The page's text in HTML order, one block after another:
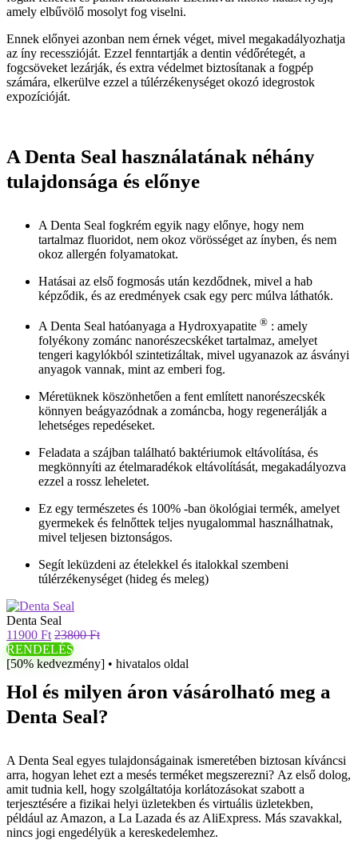
amely elbűvölő mosolyt fog viselni.
Ennek előnyei azonban nem érnek véget, mivel megakadályozhatja
az íny recesszióját. Ezzel fenntartják a dentin védőrétegét, a
fogcsöveket lezárják, és extra védelmet biztosítanak a fogpép
számára, elkerülve ezzel a túlérzékenységet okozó idegrostok
expozícióját.
A Denta Seal használatának néhány
tulajdonsága és előnye
A Denta Seal fogkrém egyik nagy előnye, hogy nem
tartalmaz fluoridot, nem okoz vörösséget az ínyben, és nem
okoz allergén folyamatokat.
Hatásai az első fogmosás után kezdődnek, mivel a hab
képződik, és az eredmények csak egy perc múlva láthatók.
A Denta Seal hatóanyaga a Hydroxyapatite ® : amely
folyékony zománc nanorészecskéket tartalmaz, amelyet
tengeri kagylókból szintetizáltak, mivel ugyanazok az ásványi
anyagok vannak, mint az emberi fog.
Méretüknek köszönhetően a fent említett nanorészecskék
könnyen beágyazódnak a zománcba, hogy regenerálják a
lehetséges repedéseket.
Feladata a szájban található baktériumok eltávolítása, és
megkönnyíti az ételmaradékok eltávolítását, megakadályozva
ezzel a rossz leheletet.
Ez egy természetes és 100% -ban ökológiai termék, amelyet
gyermekek és felnőttek teljes nyugalommal használhatnak,
mivel teljesen biztonságos.
Segít leküzdeni az ételekkel és italokkal szembeni
túlérzékenységet (hideg és meleg)
Denta Seal
11900 Ft 23800 Ft
RENDELÉS
[50% kedvezmény] • hivatalos oldal
Hol és milyen áron vásárolható meg a
Denta Seal?
A Denta Seal egyes tulajdonságainak ismeretében biztosan kíváncsi
arra, hogyan lehet ezt a mesés terméket megszerezni? Az első dolog,
amit tudnia kell, hogy szolgáltatója korlátozásokat szabott a
terjesztésére a fizikai helyi üzletekben és virtuális üzletekben,
például az Amazon, a La Lazada és az AliExpress. Más szavakkal,
nincs jogi engedélyük a kereskedelemhez.